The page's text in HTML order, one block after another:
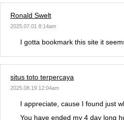
Ronald Swelt
2025.07.01 8:14am
I gotta bookmark this site it
situs toto terpercaya
2025.08.19 12:04am
I appreciate, cause I found just
You have ended my 4 day long